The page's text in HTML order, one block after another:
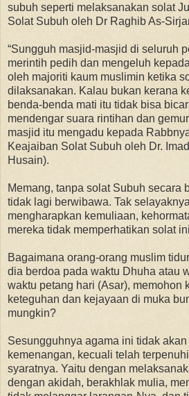
subuh seperti melaksanakan solat
Solat Subuh oleh Dr Raghib As-
“Sungguh masjid-masjid di seluruh
merintih pedih dan mengeluh
oleh majoriti kaum muslimin ketika
dilaksanakan. Kalau bukan kerana
benda-benda mati itu tidak bisa
mendengar suara rintihan dan
masjid itu mengadu kepada
Keajaiban Solat Subuh oleh Dr.
Husain).
Memang, tanpa solat Subuh secara
tidak lagi berwibawa. Tak
mengharapkan kemuliaan,
mereka tidak memperhatikan solat
Bagaimana orang-orang muslim
dia berdoa pada waktu Dhuha atau
waktu petang hari (Asar), memohon
keteguhan dan kejayaan di muka
mungkin?
Sesungguhnya agama ini tidak
kemenangan, kecuali telah
syaratnya. Yaitu dengan
dengan akidah, berakhlak mulia,